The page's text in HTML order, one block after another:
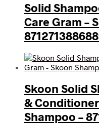
Solid
Care Gram –
Skoon Solid
&
Shampoo –